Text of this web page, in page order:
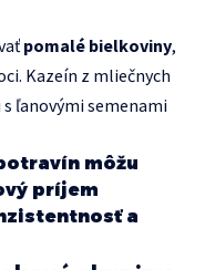
pomalé bielkoviny,
Kazeín z mliečnych
ľanovými semenami
môžu
príjem
a